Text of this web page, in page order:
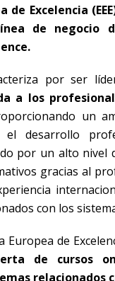
de Excelencia
de negocio
por ser
a los
un
el desarrollo
por un alto nivel
gracias al
con los
Europea de
de cursos
relacionados